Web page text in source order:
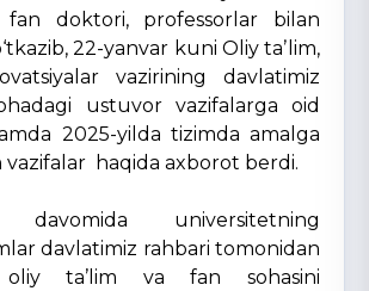
fan doktori, professorlar bilan
22-yanvar kuni Oliy taʼlim,
vazirining davlatimiz
ustuvor vazifalarga oid
2025-yilda tizimda amalga
vazifalar haqida axborot berdi.
davomida universitetning
davlatimiz rahbari tomonidan
oliy ta’lim va fan sohasini